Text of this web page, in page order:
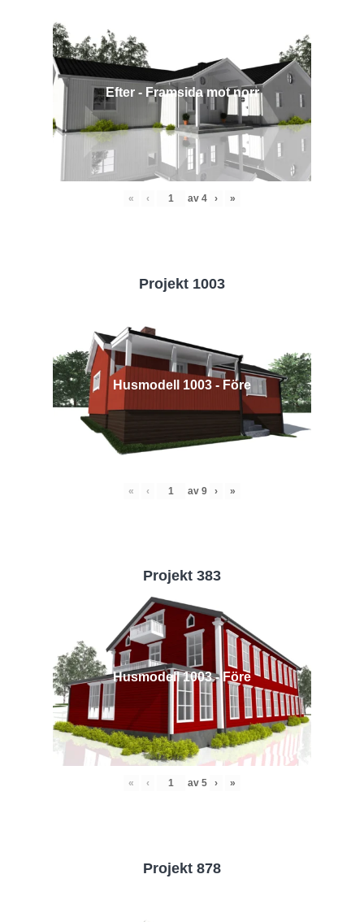
Efter - Framsida mot norr
« ‹ av 4 › »
Projekt 1003
Husmodell 1003 - Före
« ‹ av 9 › »
Projekt 383
Husmodell 1003 - Före
« ‹ av 5 › »
Projekt 878